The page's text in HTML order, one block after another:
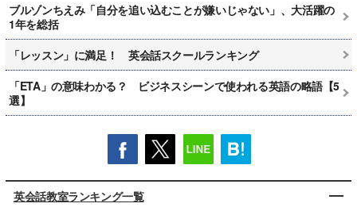
ブルゾンちえみ「自分を追い込むことが嫌いじゃない」、大活躍の
1年を総括
「レッスン」に満足！ 英会話スクールランキング
「ETA」の意味わかる？ ビジネスシーンで使われる英語の略語【5
選】
英会話教室ランキング一覧